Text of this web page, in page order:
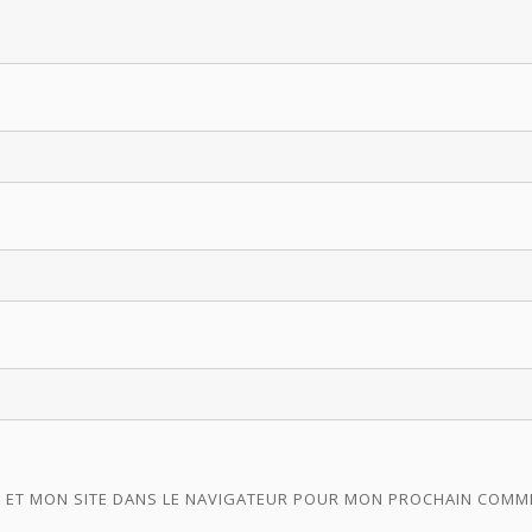
MON SITE DANS LE NAVIGATEUR POUR MON PROCHAIN